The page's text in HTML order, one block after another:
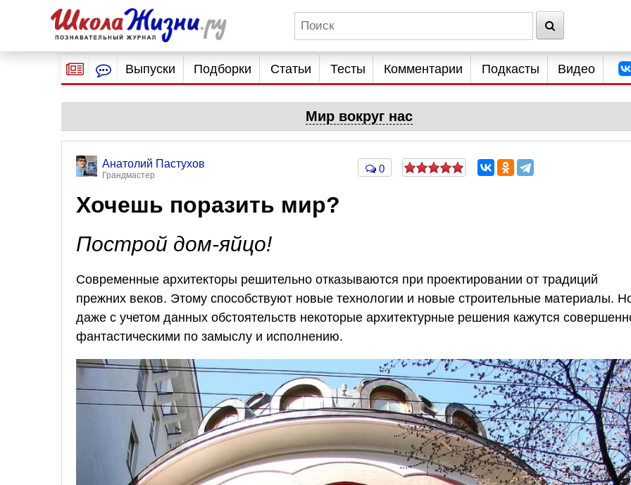
Выпуски Подборки Статьи Тесты Комментарии Подкасты Видео
Мир вокруг нас
Анатолий Пастухов
Грандмастер
0
Хочешь поразить мир?
Построй дом-яйцо!
Современные архитекторы решительно отказываются при проектировании от традиций
прежних веков. Этому способствуют новые технологии и новые строительные материалы.
даже с учетом данных обстоятельств некоторые архитектурные решения кажутся
фантастическими по замыслу и исполнению.